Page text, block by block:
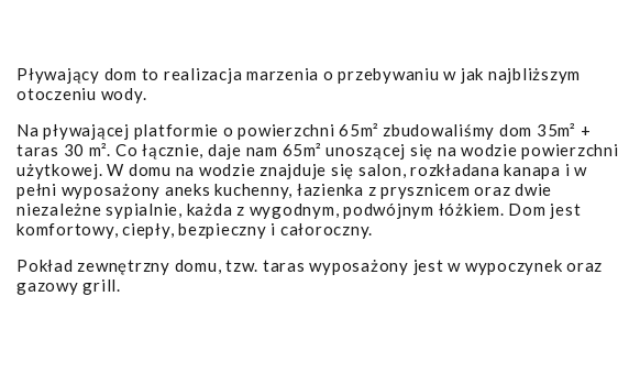
Pływający dom to realizacja marzenia o przebywaniu w jak najbliższym
otoczeniu wody.
Na pływającej platformie o powierzchni 65m² zbudowaliśmy dom 35m² +
taras 30 m². Co łącznie, daje nam 65m² unoszącej się na wodzie powierzchni
użytkowej. W domu na wodzie znajduje się salon, rozkładana kanapa i w
pełni wyposażony aneks kuchenny, łazienka z prysznicem oraz dwie
niezależne sypialnie, każda z wygodnym, podwójnym łóżkiem. Dom jest
komfortowy, ciepły, bezpieczny i całoroczny.
Pokład zewnętrzny domu, tzw. taras wyposażony jest w wypoczynek oraz
gazowy grill.